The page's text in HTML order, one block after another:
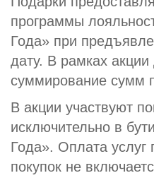
программы
Года» при
дату. В рамках акции
суммирование сумм
В акции участвуют
исключительно в
Года». Оплата услуг
покупок не